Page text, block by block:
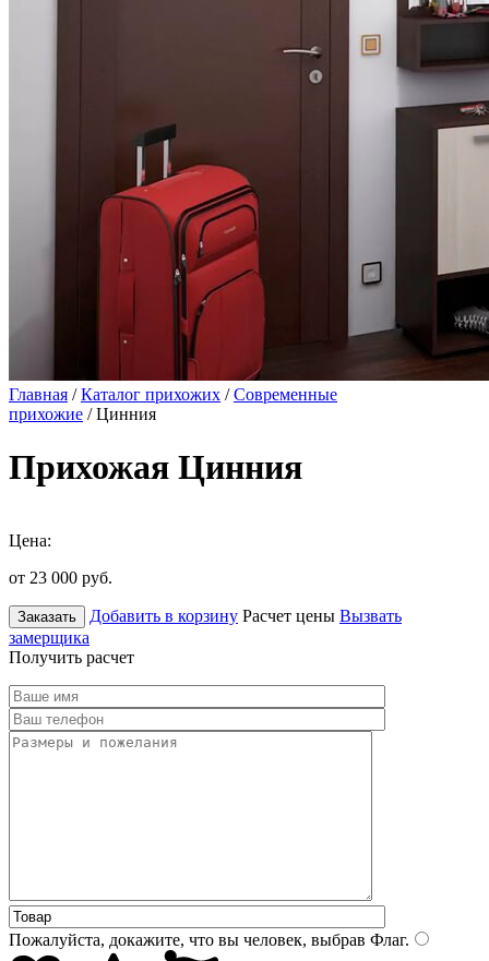
Главная /Каталог прихожих /Современные
прихожие / Цинния
Прихожая Цинния
Цена:
от 23 000 руб.
Заказать Добавить в корзину Расчет цены Вызвать
замерщика
Получить расчет
Пожалуйста, докажите, что вы человек, выбрав Флаг.